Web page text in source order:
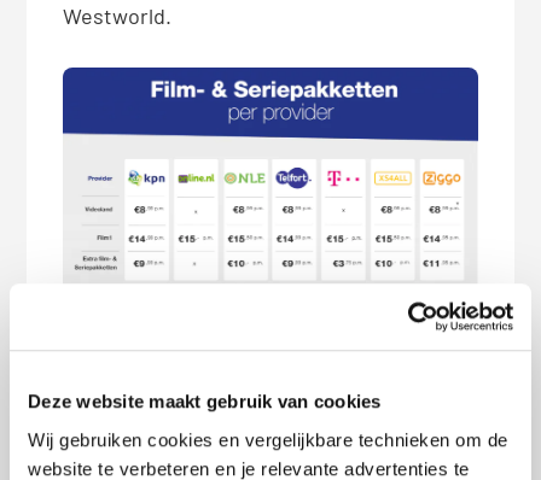
Deze website maakt gebruik van cookies
Wij gebruiken cookies en vergelijkbare technieken om de
website te verbeteren en je relevante advertenties te
Westworld.
Je kunt je pakket helemaal zelf